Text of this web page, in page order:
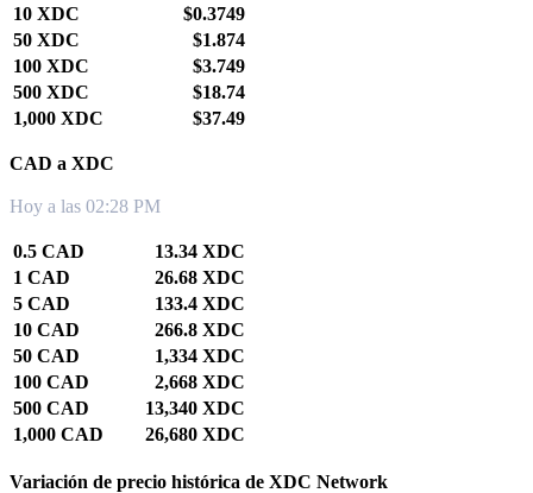
10 XDC
$0.3749
50 XDC
$1.874
100 XDC
$3.749
500 XDC
$18.74
1,000 XDC
$37.49
CAD a XDC
Hoy a las 02:28 PM
0.5 CAD
13.34 XDC
1 CAD
26.68 XDC
5 CAD
133.4 XDC
10 CAD
266.8 XDC
50 CAD
1,334 XDC
100 CAD
2,668 XDC
500 CAD
13,340 XDC
1,000 CAD
26,680 XDC
Variación de precio histórica de XDC Network